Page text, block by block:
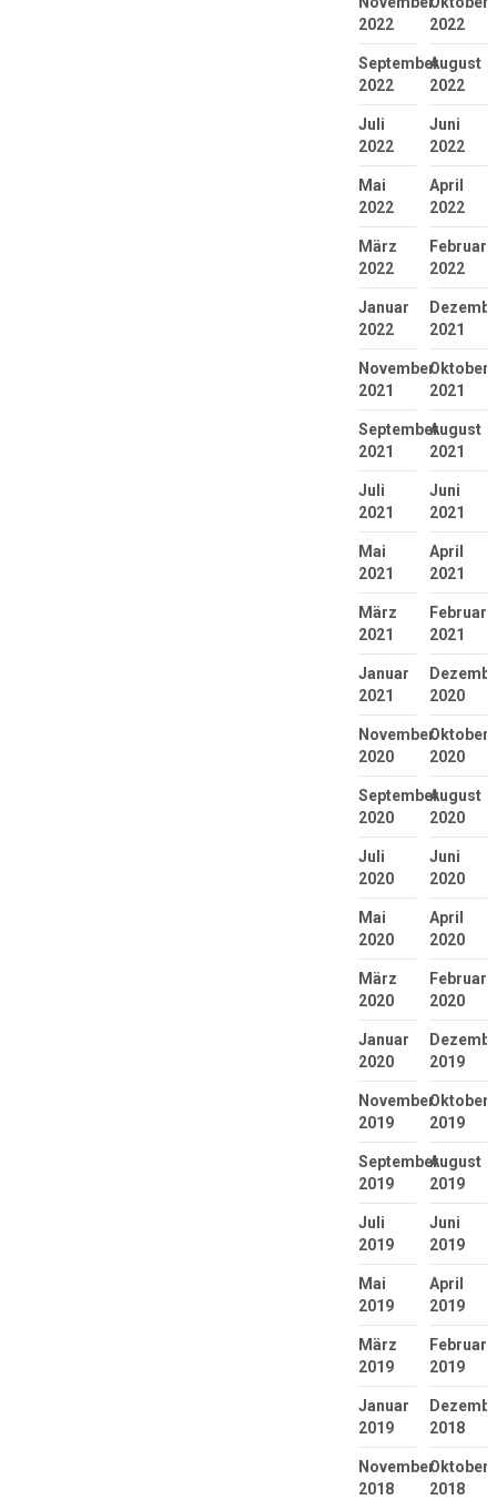
2022
2022
September
2022
August
2022
Juli
2022
Juni
2022
Mai
2022
April
2022
März
2022
Februar
2022
Januar
2022
2021
November
2021
Oktober
2021
September
2021
August
2021
Juli
2021
Juni
2021
Mai
2021
April
2021
März
2021
Februar
2021
Januar
2021
2020
November
2020
Oktober
2020
September
2020
August
2020
Juli
2020
Juni
2020
Mai
2020
April
2020
März
2020
Februar
2020
Januar
2020
2019
November
2019
Oktober
2019
September
2019
August
2019
Juli
2019
Juni
2019
Mai
2019
April
2019
März
2019
Februar
2019
Januar
2019
2018
November
2018
Oktober
2018